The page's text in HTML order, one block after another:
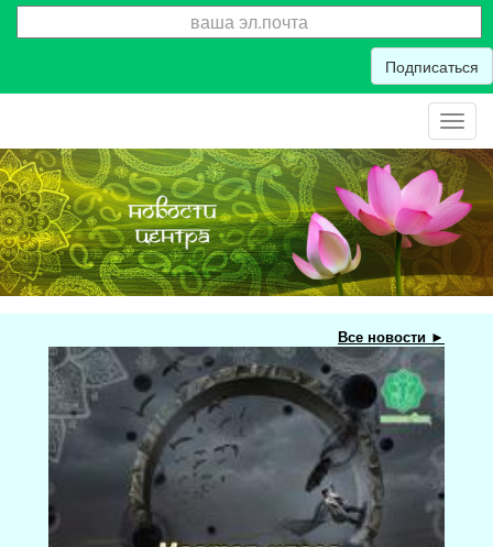
Подписаться
Все новости ►